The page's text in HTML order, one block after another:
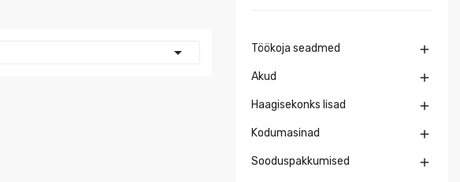
 Töökoja seadmed 
Akud 
Haagisekonks lisad 
Kodumasinad 
Sooduspakkumised 